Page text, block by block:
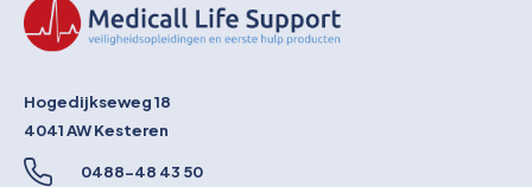
Hogedijkseweg 18
4041 AWKesteren
0488-48 43 50